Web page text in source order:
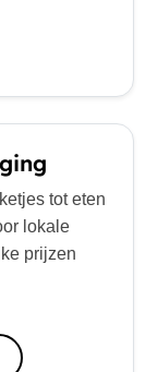
tot eten
lokale
prijzen